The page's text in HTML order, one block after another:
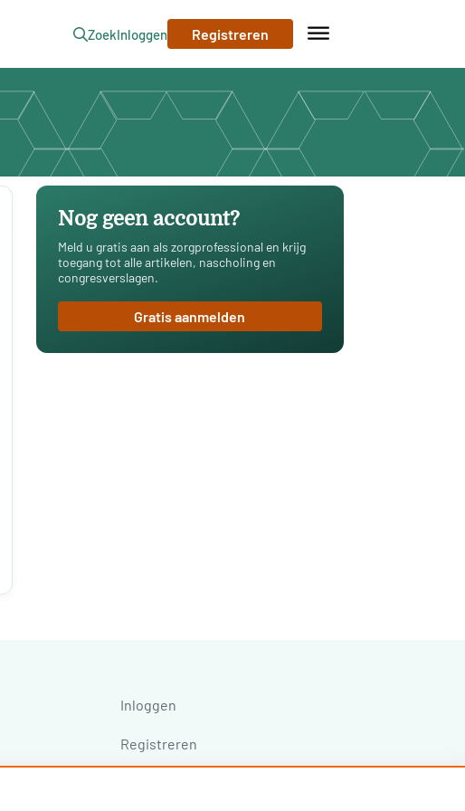
ZoekInloggen Registreren
Nog geen account?
Meld u gratis aan als zorgprofessional en krijg
toegang tot alle artikelen, nascholing en
congresverslagen.
Gratis aanmelden
Inloggen
Registreren